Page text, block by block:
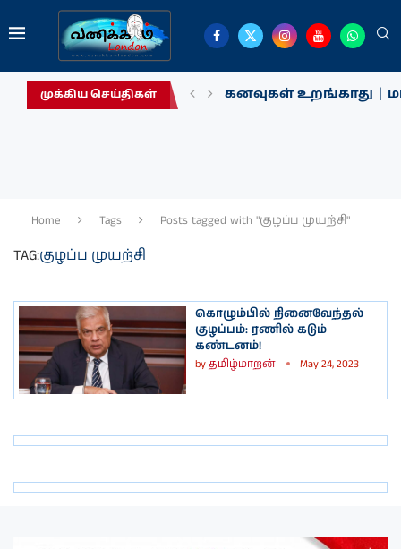
முக்கிய செய்திகள் கனவுகள் உறங்காது |
Home Tags Posts tagged with "குழப்ப முயற்சி"
TAG:குழப்ப முயற்சி
கொழும்பில் நினைவேந்தல்
குழப்பம்: ரணில் கடும்
கண்டனம்!
byதமிழ்மாறன் May 24, 2023